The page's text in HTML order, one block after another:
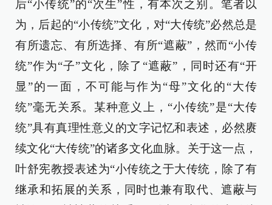
后“小传统”的“次生”性，有本次之别。笔者以
为，后起的“小传统”文化，对“大传统”必然总是
有所遗忘、有所选择、有所“遮蔽”，然而“小传
统”作为“子”文化，除了“遮蔽”，同时还有“开
显”的一面，不可能与作为“母”文化的“大传
统”毫无关系。某种意义上，“小传统”是“大传
统”具有真理性意义的文字记忆和表述，必然赓
续文化“大传统”的诸多文化血脉。关于这一点，
叶舒宪教授表述为“小传统之于大传统，除了有
继承和拓展的关系，同时也兼有取代、遮蔽与